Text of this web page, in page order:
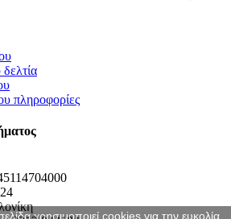
πληροφορίες
χρησιμοποιεί cookies για την ευκολία